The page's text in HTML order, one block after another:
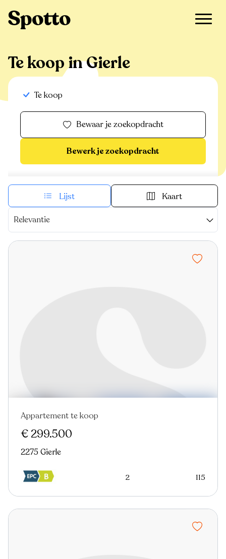
Te koop in Gierle
Te koop
Bewaar je zoekopdracht
Bewerk je zoekopdracht
Lijst Kaart
Relevantie
Nieuw
Appartement te koop
€ 299.500
2275 Gierle
2 115